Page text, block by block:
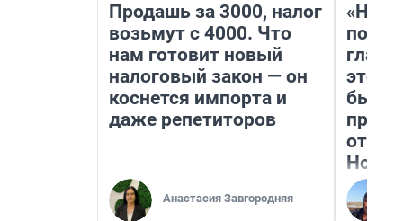
Продашь за 3000, налог
возьмут с 4000. Что
нам готовит новый
налоговый закон — он
коснется импорта и
даже репетиторов
Анастасия Завгородняя
этого
бьет